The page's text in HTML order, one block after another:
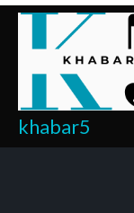
Skip
content
khabar5